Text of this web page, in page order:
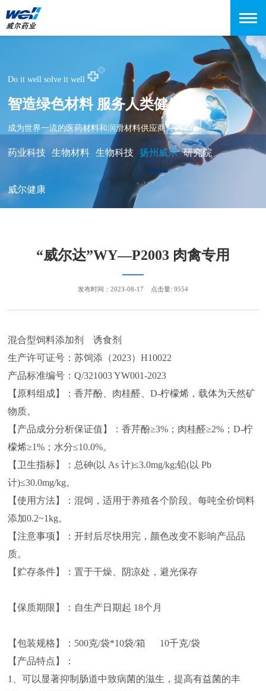
Do it well solve it well
智造绿色材料 服务人类健康
成为世界一流的医药材料和润滑材料供应商
药业科技 生物材料 生物科技 扬州威尔 研究院
威尔健康
“威尔达”WY—P2003 肉禽专用
混合型饲料添加剂 诱食剂
生产许可证号：苏饲添（2023）H10022
产品标准编号：Q/321003 YW001-2023
【原料组成】：香芹酚、肉桂醛、D-柠檬烯，载体为天然矿
物质。
【产品成分分析保证值】：香芹酚≥3%；肉桂醛≥2%；D-柠
檬烯≥1%；水分≤10.0%。
【卫生指标】：总砷(以 As 计)≤3.0mg/kg;铅(以 Pb
计)≤30.0mg/kg。
【使用方法】：混饲，适用于养殖各个阶段。每吨全价饲料
添加0.2~1kg。
【注意事项】：开封后尽快用完，颜色改变不影响产品品
质。
【贮存条件】：置于干燥、阴凉处，避光保存
【保质期限】：自生产日期起 18个月
【包装规格】：500克/袋*10袋/箱 10千克/袋
【产品特点】：
1、可以显著抑制肠道中致病菌的滋生，提高有益菌的丰